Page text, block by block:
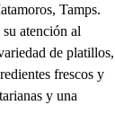
Tamps.
atención al
de platillos,
frescos y
y una